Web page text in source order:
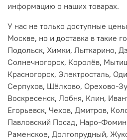
информацию о наших товарах.
У нас не только доступные
Москве, но и доставка в такие
Подольск, Химки, Лыткарино,
Солнечногорск, Королёв,
Красногорск, Электросталь,
Серпухов, Щёлково, Орехово-
Воскресенск, Лобня, Клин,
Егорьевск, Чехов, Дмитров,
Павловский Посад, Наро-
Раменское, Долгопрудный,